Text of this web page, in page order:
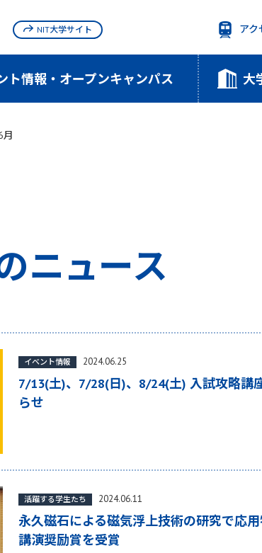
ト情報・オープンキャンパス 大
アク
NIT大学サイト
月
ニュース
7/13(土)、7/28(日)、8/24(土) 入試攻略講
らせ
イベント情報 2024.06.25
永久磁石による磁気浮上技術の研究で応
講演奨励賞を受賞
活躍する学生たち 2024.06.11